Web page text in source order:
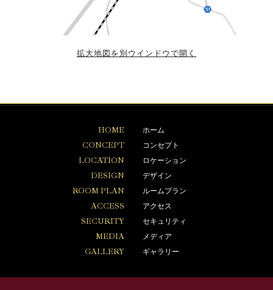
拡大地図を別ウインドウで開く
HOME ホーム
CONCEPT コンセプト
LOCATION ロケーション
DESIGN デザイン
ROOM PLAN ルームプラン
ACCESS アクセス
SECURITY セキュリティ
MEDIA メディア
GALLERY ギャラリー